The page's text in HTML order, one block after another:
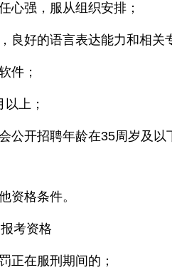
心强，服从组织安排；
良好的语言表达能力和相关
件；
上；
公开招聘年龄在35周岁及
资格条件。
考资格
正在服刑期间的；